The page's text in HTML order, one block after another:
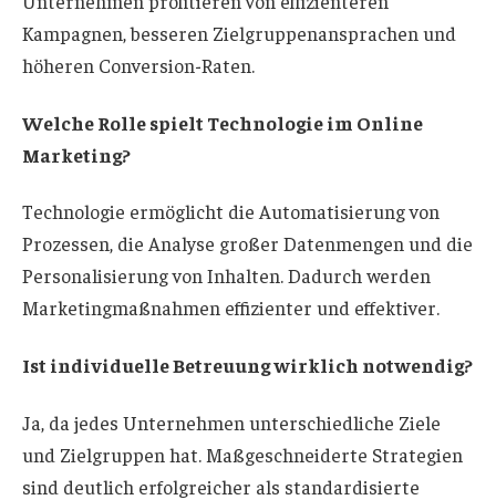
Kampagnen, besseren Zielgruppenansprachen und
höheren Conversion-Raten.
Welche Rolle spielt Technologie im Online
Marketing?
Technologie ermöglicht die Automatisierung von
Prozessen, die Analyse großer Datenmengen und die
Personalisierung von Inhalten. Dadurch werden
Marketingmaßnahmen effizienter und effektiver.
Ist individuelle Betreuung wirklich notwendig?
Ja, da jedes Unternehmen unterschiedliche Ziele
und Zielgruppen hat. Maßgeschneiderte Strategien
sind deutlich erfolgreicher als standardisierte